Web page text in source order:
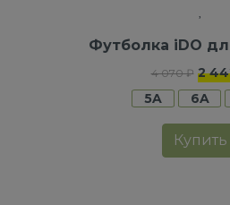
Футболка iDO
4 070 ₽ 2
5A
6A
Купить